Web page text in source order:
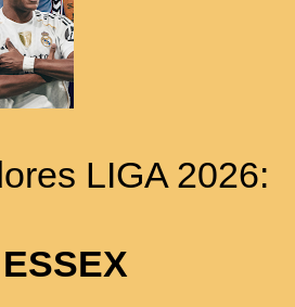
LIGA 2026: